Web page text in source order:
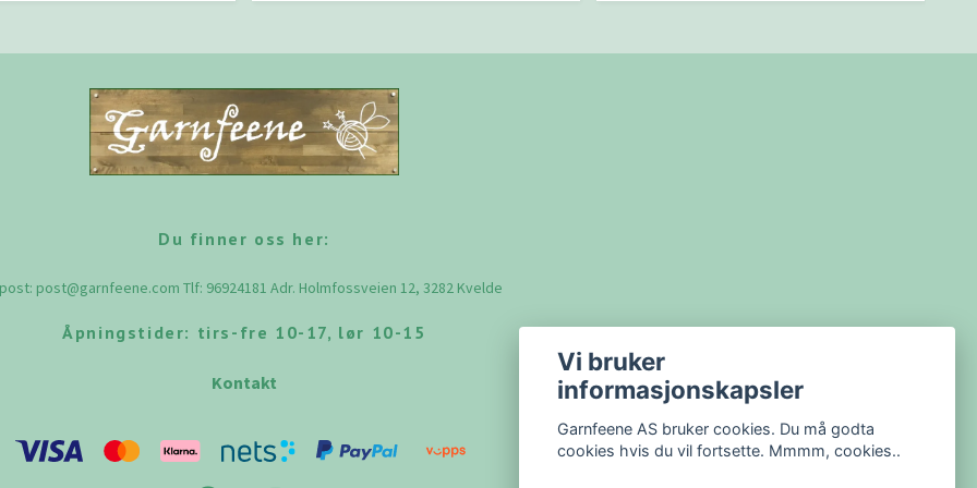
Du finner oss her:
post@garnfeene.com Tlf: 96924181 Adr. Holmfossveien 12, 3282 Kvelde
Åpningstider: tirs-fre 10-17, lør 10-15
Kontakt
Vi bruker
informasjonskapsler
Garnfeene AS bruker cookies. Du må godta
cookies hvis du vil fortsette. Mmmm, cookies..